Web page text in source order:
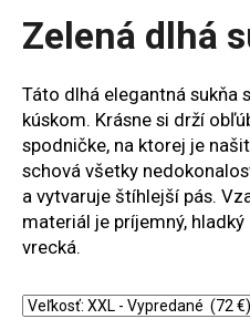
produktu
je
5
hviezdičiek.
Zelená dlhá
Táto dlhá elegantná sukňa
kúskom. Krásne si drží
spodničke, na ktorej je
schová všetky
a vytvaruje štíhlejší pás.
materiál je príjemný,
vrecká.